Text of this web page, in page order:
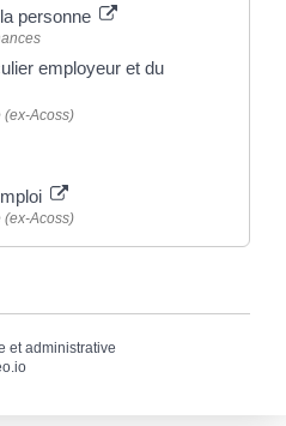
personne
employeur et du
(ex-Acoss)
(ex-Acoss)
et administrative